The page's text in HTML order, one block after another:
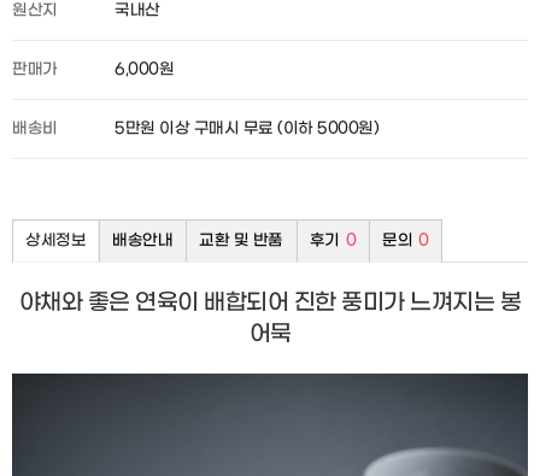
원산지 국내산
판매가 6,000원
배송비 5만원 이상 구매시 무료 (이하 5000원)
상세정보 배송안내 교환 및 반품 후기 0 문의 0
야채와 좋은 연육이 배합되어 진한 풍미가 느껴지는 봉
어묵